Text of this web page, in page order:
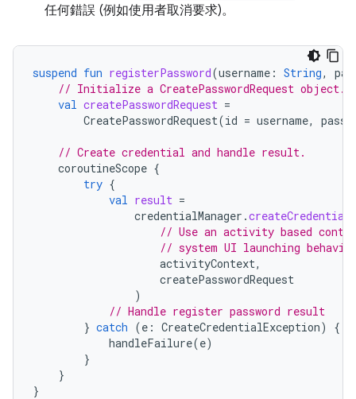
任何錯誤 (例如使用者取消要求)。
suspend fun registerPassword(username : String,
// Initialize a CreatePasswordRequest object.
val createPasswordRequest =
CreatePasswordRequest(id = username,
// Create credential and handle result.
coroutineScope {
try {
val result =
credentialManager .createCredential
// Use an activity based
// system UI launching
activityContext,
createPasswordRequest
)
// Handle register password result
} catch (e : CreateCredentialException)
{
handleFailure(e)
}
}
}